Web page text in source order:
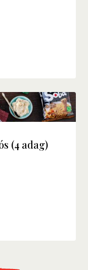
(4 adag)